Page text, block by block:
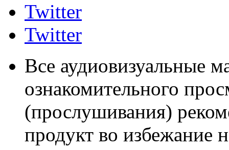
Twitter
Twitter
Все аудиовизуальные
ознакомительного
(прослушивания)
продукт во избежание